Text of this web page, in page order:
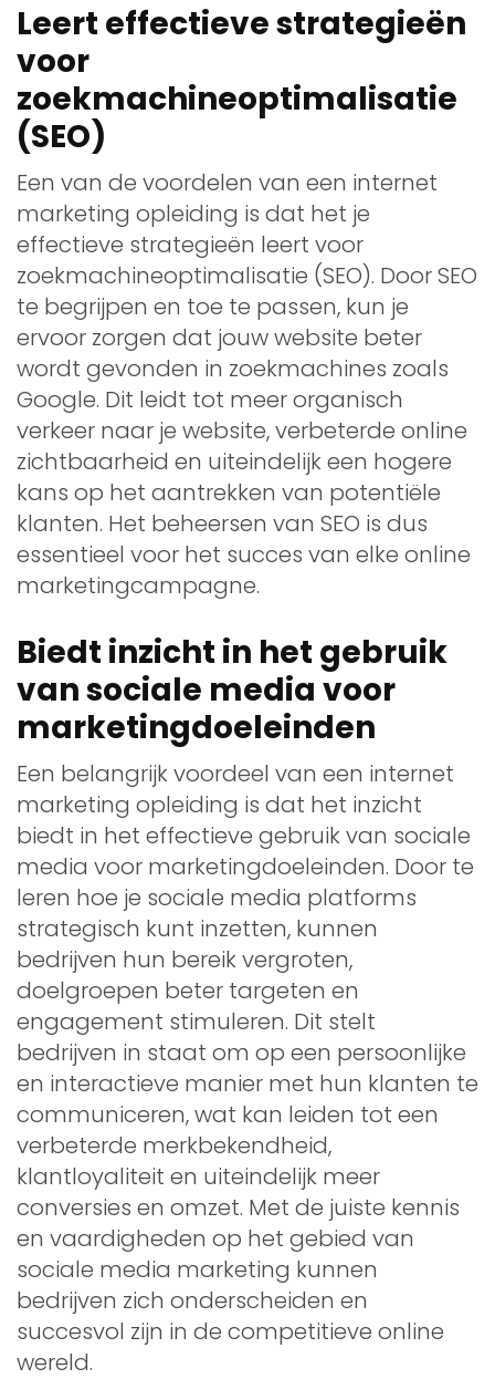
Leert effectieve strategieën
voor
zoekmachineoptimalisatie
(SEO)
Een van de voordelen van een internet
marketing opleiding is dat het je
effectieve strategieën leert voor
zoekmachineoptimalisatie (SEO). Door SEO
te begrijpen en toe te passen, kun je
ervoor zorgen dat jouw website beter
wordt gevonden in zoekmachines zoals
Google. Dit leidt tot meer organisch
verkeer naar je website, verbeterde online
zichtbaarheid en uiteindelijk een hogere
kans op het aantrekken van potentiële
klanten. Het beheersen van SEO is dus
essentieel voor het succes van elke online
marketingcampagne.
Biedt inzicht in het gebruik
van sociale media voor
marketingdoeleinden
Een belangrijk voordeel van een internet
marketing opleiding is dat het inzicht
biedt in het effectieve gebruik van sociale
media voor marketingdoeleinden. Door te
leren hoe je sociale media platforms
strategisch kunt inzetten, kunnen
bedrijven hun bereik vergroten,
doelgroepen beter targeten en
engagement stimuleren. Dit stelt
bedrijven in staat om op een persoonlijke
en interactieve manier met hun klanten te
communiceren, wat kan leiden tot een
verbeterde merkbekendheid,
klantloyaliteit en uiteindelijk meer
conversies en omzet. Met de juiste kennis
en vaardigheden op het gebied van
sociale media marketing kunnen
bedrijven zich onderscheiden en
succesvol zijn in de competitieve online
wereld.